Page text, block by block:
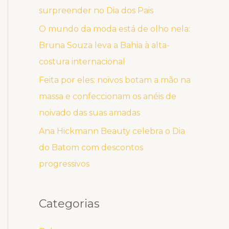
surpreender no Dia dos Pais
O mundo da moda está de olho nela:
Bruna Souza leva a Bahia à alta-
costura internacional
Feita por eles: noivos botam a mão na
massa e confeccionam os anéis de
noivado das suas amadas
Ana Hickmann Beauty celebra o Dia
do Batom com descontos
progressivos
Categorias